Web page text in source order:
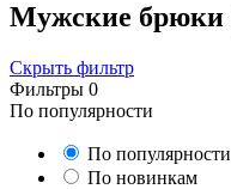
Мужские брюки
Скрыть фильтр
Фильтры 0
По популярности
По популярности
По новинкам